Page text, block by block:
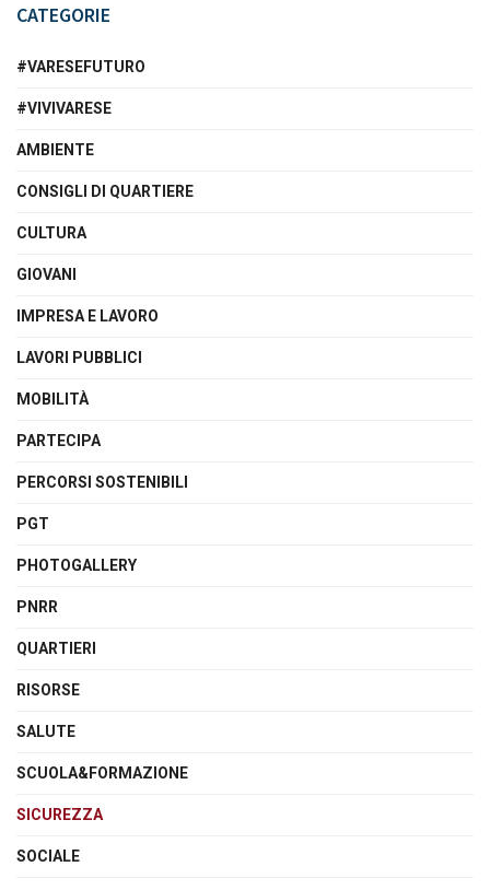
CATEGORIE
#VARESEFUTURO
#VIVIVARESE
AMBIENTE
CONSIGLI DI QUARTIERE
CULTURA
GIOVANI
IMPRESA E LAVORO
LAVORI PUBBLICI
MOBILITÀ
PARTECIPA
PERCORSI SOSTENIBILI
PGT
PHOTOGALLERY
PNRR
QUARTIERI
RISORSE
SALUTE
SCUOLA&FORMAZIONE
SICUREZZA
SOCIALE